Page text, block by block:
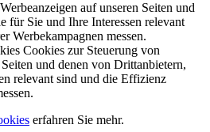
auf unseren Seiten und
für Sie und Ihre Interessen relevant
Werbekampagnen messen.
Cookies zur Steuerung von
und denen von Drittanbietern,
relevant sind und die Effizienz
erfahren Sie mehr.